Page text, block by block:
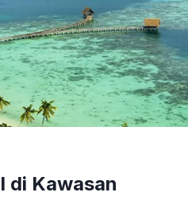
di Kawasan